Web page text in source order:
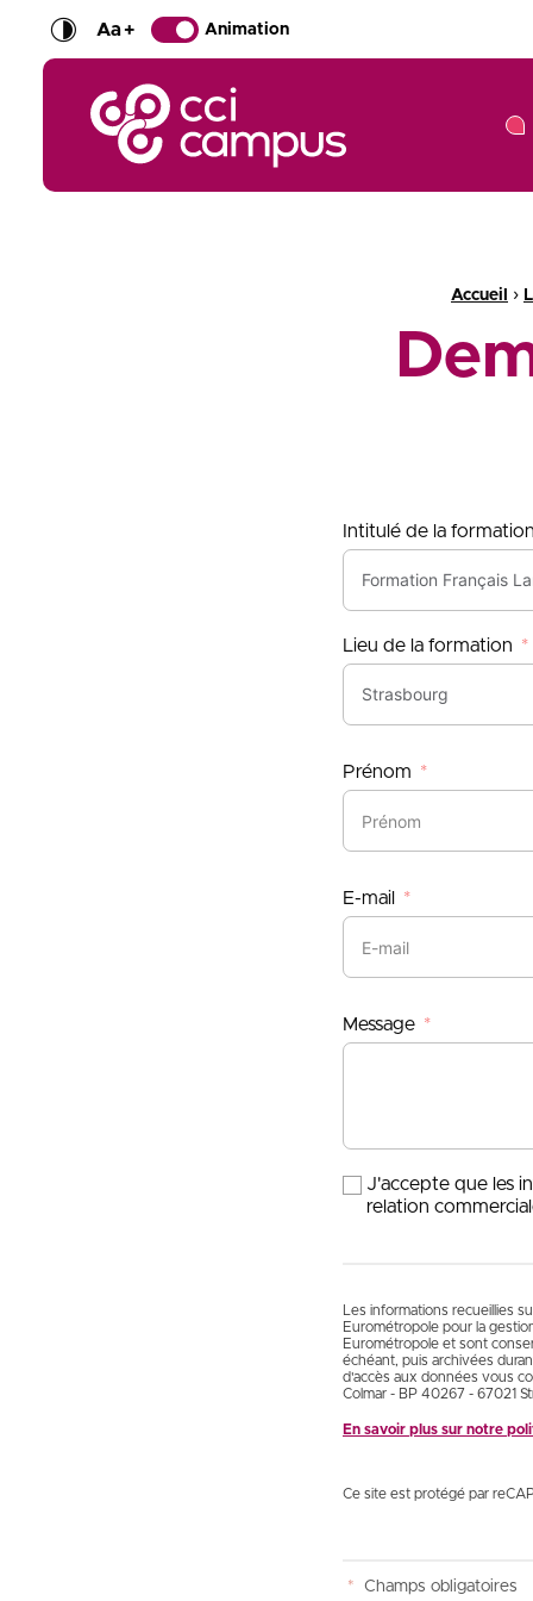
Aa+ Animation
CCI Campus La formation qui vous ressemble
Accueil ›
Intitulé de la
Lieu de la formation
Prénom
E-mail
Message
J'accepte que les
relation
Les informations recueillies
Eurométropole pour la
Eurométropole et sont
échéant, puis archivées
d'accès aux données vous
Colmar - BP 40267 - 67021
En savoir plus sur notre
Ce site est protégé par
* Champs obligatoires